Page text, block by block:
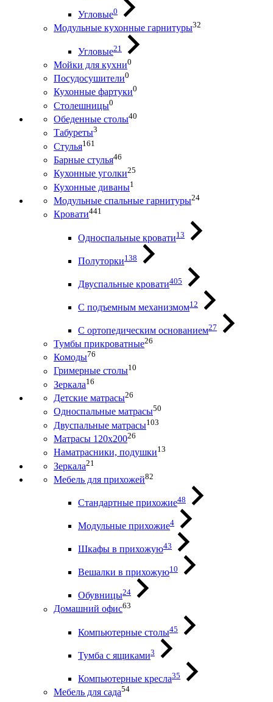
Угловые0
Модульные кухонные гарнитуры32
Угловые21
Мойки для кухни0
Посудосушители0
Кухонные фартуки0
Столешницы0
Обеденные столы40
Табуреты3
Стулья161
Барные стулья46
Кухонные уголки25
Кухонные диваны1
Модульные спальные гарнитуры24
Кровати441
Односпальные кровати13
Полуторки138
Двуспальные кровати405
С подъемным механизмом12
С ортопедическим основанием27
Тумбы прикроватные26
Комоды76
Гримерные столы10
Зеркала16
Детские матрасы26
Односпальные матрасы50
Двуспальные матрасы103
Матрасы 120х20026
Наматрасники, подушки13
Зеркала21
Мебель для прихожей82
Стандартные прихожие48
Модульные прихожие4
Шкафы в прихожую43
Вешалки в прихожую10
Обувницы24
Домашний офис63
Компьютерные столы45
Тумба с ящиками3
Компьютерные кресла35
Мебель для сада54